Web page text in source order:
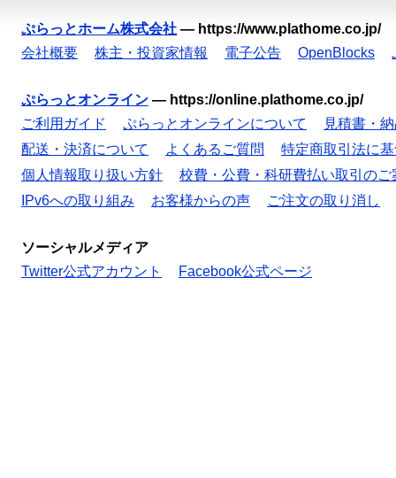
ぷらっとホーム株式会社 — https://www.plathome.co.jp/
会社概要
株主・投資家情報 電子公告 OpenBlocks
ぷらっとオンライン — https://online.plathome.co.jp/
ご利用ガイド
ぷらっとオンラインについて
見積書・
配送・決済について
よくあるご質問
特定商取引法に
個人情報取り扱い方針
校費・公費・科研費払い取引のご
IPv6への取り組み
お客様からの声 ご注文の取り消し
ソーシャルメディア
Twitter公式アカウント
Facebook公式ページ